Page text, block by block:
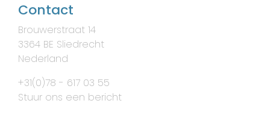
Contact
Brouwerstraat 14
3364 BE Sliedrecht
Nederland
+31(0)78 - 617 03 55
Stuur ons een bericht